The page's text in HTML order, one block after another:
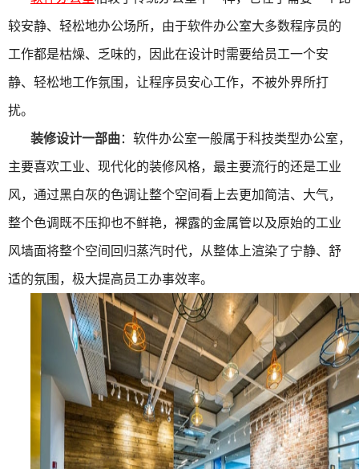
较安静、轻松地办公场所，由于软件办公室大多数程序员的
工作都是枯燥、乏味的，因此在设计时需要给员工一个安
静、轻松地工作氛围，让程序员安心工作，不被外界所打
扰。
装修设计一部曲：软件办公室一般属于科技类型办公室，
主要喜欢工业、现代化的装修风格，最主要流行的还是工业
风，通过黑白灰的色调让整个空间看上去更加简洁、大气，
整个色调既不压抑也不鲜艳，裸露的金属管以及原始的工业
风墙面将整个空间回归蒸汽时代，从整体上渲染了宁静、舒
适的氛围，极大提高员工办事效率。